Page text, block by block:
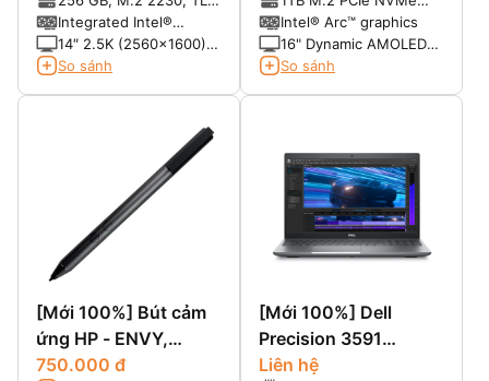
threads, up to 4.9 GHz
Max Turbo)
PCIe Gen 4 NVMe, SSD
Integrated Intel®
Graphics
14″ 2.5K (2560x1600)
ComfortView Plus,
So sánh
4.8 GHz, 115W Max)
SSD
Intel® Arc™ graphics
16" Dynamic AMOLED
3K (2880 x 1800),
So sánh
[Mới 100%] Bút cảm
ứng HP - ENVY,
Pavilion, Spectre
750.000 đ
[Mới 100%] Dell
Precision 3591
(2024)
Liên hệ